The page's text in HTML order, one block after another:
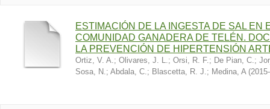
ESTIMACIÓN DE LA INGESTA DE SAL EN
COMUNIDAD GANADERA DE TELÉN.
LA PREVENCIÓN DE HIPERTENSIÓN
Ortiz, V. A.; Olivares, J. L.; Orsi, R. F.; De Pian, C.;
Sosa, N.; Abdala, C.; Blascetta, R. J.; Medina, A (